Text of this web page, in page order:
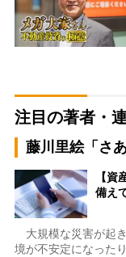
注目の著者・
藤川里絵「さ
【資
備え
大規模な災害が起
境が不安定になった